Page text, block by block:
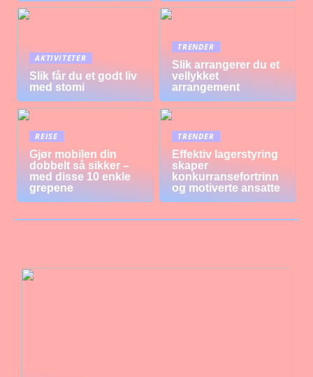
AKTIVITETER
Slik får du et godt liv
med stomi
TRENDER
Slik arrangerer du et
vellykket
arrangement
REISE
Gjør mobilen din
dobbelt så sikker –
med disse 10 enkle
grepene
TRENDER
Effektiv lagerstyring
skaper
konkurransefortrinn
og motiverte ansatte